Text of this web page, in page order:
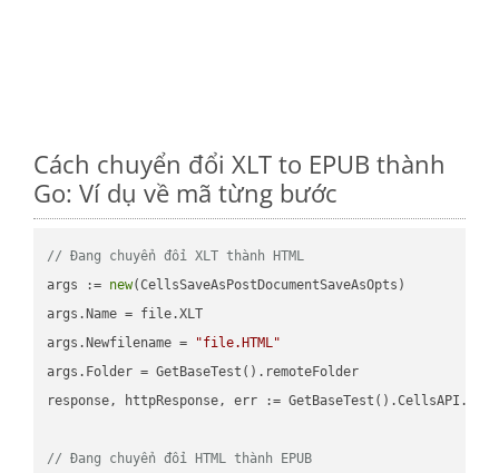
Cách chuyển đổi XLT to EPUB thành
Go: Ví dụ về mã từng bước
// Đang chuyển đổi XLT thành HTML
args := new(CellsSaveAsPostDocumentSaveAsOpts)
args.Name = file.XLT
args.Newfilename =
"file.HTML"
args.Folder = GetBaseTest().remoteFolder
response, httpResponse, err :=
// Đang chuyển đổi HTML thành EPUB